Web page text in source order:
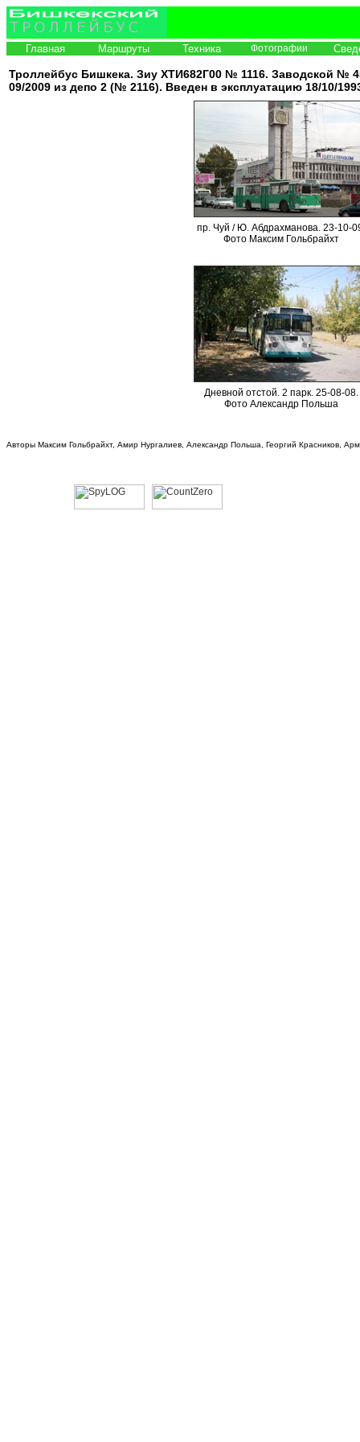
Главная Маршруты Техника Фотографии
Троллейбус Бишкека. Зиу ХТИ682Г00 № 1116. Заводской №
09/2009 из депо 2 (№ 2116). Введен в эксплуатацию 18/10/
пр. Чуй / Ю. Абдрахманова. 23-10-
Фото Максим Гольбрайхт
Дневной отстой. 2 парк. 25-08-08.
Фото Александр Польша
Авторы Максим Гольбрайхт, Амир Нургалиев, Александр Польша, Георгий Красников,